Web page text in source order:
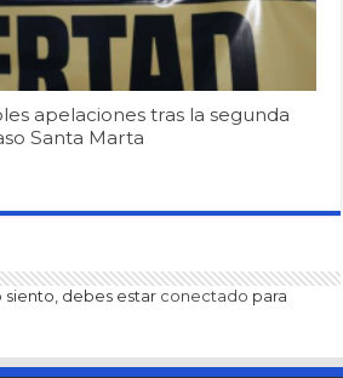
apelaciones tras la segunda
Santa Marta
siento, debes estar conectado para